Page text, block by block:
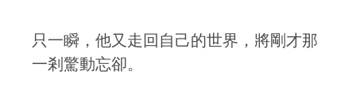
只一瞬，他又走回自己的世界，將剛才那
一剎驚動忘卻。